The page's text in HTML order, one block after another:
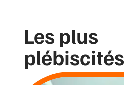
Les plus
plébiscités